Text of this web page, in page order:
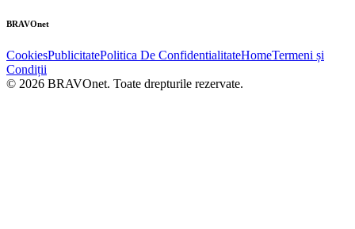
BRAVOnet
CookiesPublicitatePolitica De ConfidentialitateHomeTermeni și
Condiții
© 2026 BRAVOnet. Toate drepturile rezervate.